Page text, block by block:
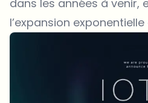
dans les années à venir,
l’expansion